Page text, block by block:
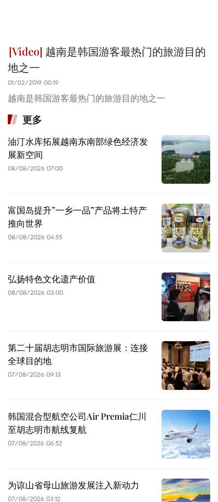
越南是韩国游客最热门的旅游目的
地之一
01/02/2019 00:19
越南是韩国游客最热门的旅游目的地之一
更多
油汀水库拓展越南东南部绿色经济发
展新空间
08/08/2026 07:00
富国岛提升”一乡一品”产品将土特产
推向世界
08/08/2026 04:55
弘扬特色文化遗产价值
08/08/2026 03:00
第二十届胡志明市国际旅游展：连接
全球目的地
07/08/2026 09:13
韩国混合型航空公司Air Premia仁川
至胡志明市航线复航
07/08/2026 06:52
为谅山省母山旅游发展注入新动力
07/08/2026 03:12